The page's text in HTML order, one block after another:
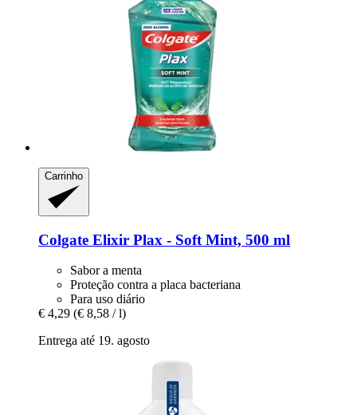
Carrinho
Colgate Elixir Plax -​ Soft Mint, 500 ml
Sabor a menta
Proteção contra a placa bacteriana
Para uso diário
€ 4,29 (€ 8,58 / l)
Entrega até 19. agosto